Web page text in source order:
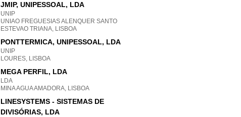
JMIP, UNIPESSOAL, LDA
UNIP
UNIAO FREGUESIAS ALENQUER SANTO
ESTEVAO TRIANA, LISBOA
PONTTERMICA, UNIPESSOAL, LDA
UNIP
LOURES, LISBOA
MEGA PERFIL, LDA
LDA
MINA AGUA AMADORA, LISBOA
LINESYSTEMS - SISTEMAS DE
DIVISÓRIAS, LDA